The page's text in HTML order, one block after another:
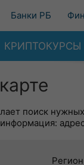
Банки РБ
КРИПТОКУРСЫ
поиск
Регион